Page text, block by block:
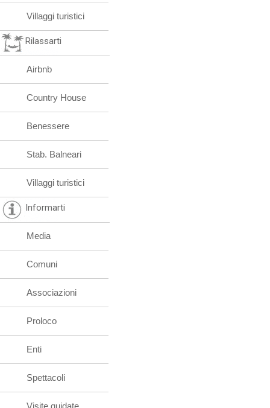
Villaggi turistici
Rilassarti
Airbnb
Country House
Benessere
Stab. Balneari
Villaggi turistici
Informarti
Media
Comuni
Associazioni
Proloco
Enti
Spettacoli
Visite guidate